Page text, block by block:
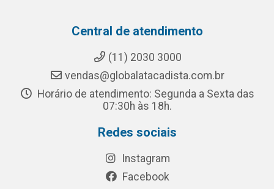
Central de atendimento
(11) 2030 3000
vendas@globalatacadista.com.br
Horário de atendimento: Segunda a Sexta das
07:30h às 18h.
Redes sociais
Instagram
Facebook